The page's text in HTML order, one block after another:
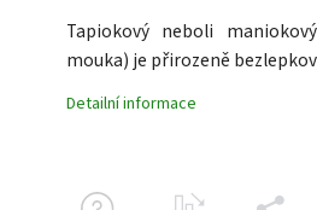
Tapiokový neboli
mouka) je přirozeně
Detailní informace